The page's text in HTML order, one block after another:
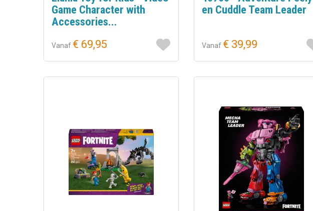
Game Character with
Accessories...
Vanaf € 69,95
en Cuddle Team Leader
Vanaf € 39,99